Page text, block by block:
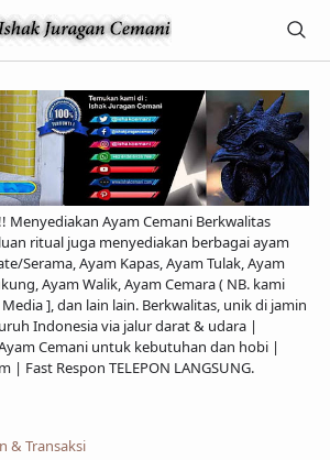
Menyediakan Ayam Cemani Berkwalitas
ritual juga menyediakan berbagai ayam
Serama, Ayam Kapas, Ayam Tulak, Ayam
Ayam Walik, Ayam Cemara ( NB. kami
], dan lain lain. Berkwalitas, unik di jamin
Indonesia via jalur darat & udara |
Cemani untuk kebutuhan dan hobi |
| Fast Respon TELEPON LANGSUNG.
& Transaksi